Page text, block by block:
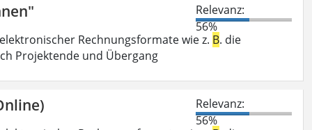
Relevanz:
56%
Rechnungsformate wie z. B. die
Projektende und Übergang
Relevanz:
56%